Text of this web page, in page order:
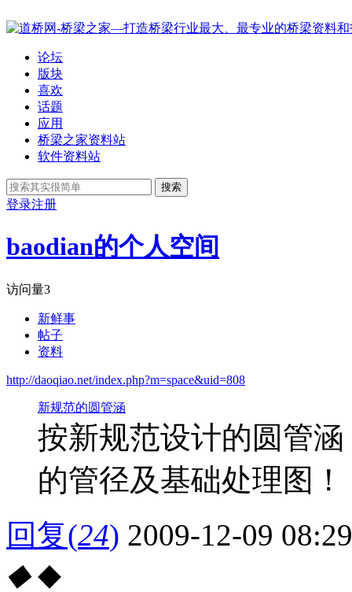
论坛
版块
喜欢
话题
应用
桥梁之家资料站
软件资料站
搜索
登录注册
baodian的个人空间
访问量3
新鲜事
帖子
资料
http://daoqiao.net/index.php?m=space&uid=808
新规范的圆管涵
按新规范设计的圆管
的管径及基础处理图！
回复(24) 2009-12-09 08:29
◆ ◆